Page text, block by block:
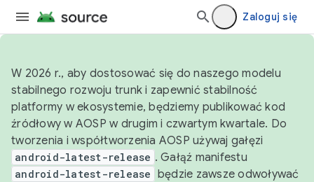
Zaloguj się
W 2026 r., aby dostosować się do naszego modelu
stabilnego rozwoju trunk i zapewnić stabilność
platformy w ekosystemie, będziemy publikować kod
źródłowy w AOSP w drugim i czwartym kwartale. Do
tworzenia i współtworzenia AOSP używaj gałęzi
android-latest-release . Gałąź manifestu
android-latest-release będzie zawsze odwoływać